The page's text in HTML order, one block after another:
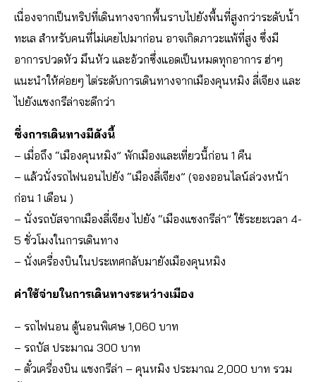
เนื่องจากเป็นทริปที่เดินทางจากพื้นราบไปยังพื้นที่สูงกว่าระดับน้ำ
ทะเล สำหรับคนที่ไม่เคยไปมาก่อน อาจเกิดภาวะแพ้ที่สูง ซึ่งมี
อาการปวดหัว มึนหัว และอ้วกซึ่งแอดเป็นหมดทุกอาการ ฮ่าๆ
แนะนำให้ค่อยๆ ไต่ระดับการเดินทางจากเมืองคุนหมิง ลี่เจียง และ
ไปยังแชงกรีล่าจะดีกว่า
ซึ่งการเดินทางมีดังนี้
– เมื่อถึง “เมืองคุนหมิง” พักเมืองและเที่ยวนี้ก่อน 1 คืน
– แล้วนั่งรถไฟนอนไปยัง “เมืองลี่เจียง” (จองออนไลน์ล่วงหน้า
ก่อน 1 เดือน )
– นั่งรถบัสจากเมืองลี่เจียง ไปยัง “เมืองแชงกรีล่า” ใช้ระยะเวลา 4-
5 ชั่วโมงในการเดินทาง
– นั่งเครื่องบินในประเทศกลับมายังเมืองคุนหมิง
ค่าใช้จ่ายในการเดินทางระหว่างเมือง
– รถไฟนอน ตู้นอนพิเศษ 1,060 บาท
– รถบัส ประมาณ 300 บาท
– ตั๋วเครื่องบิน แชงกรีล่า – คุนหมิง ประมาณ 2,000 บาท รวม